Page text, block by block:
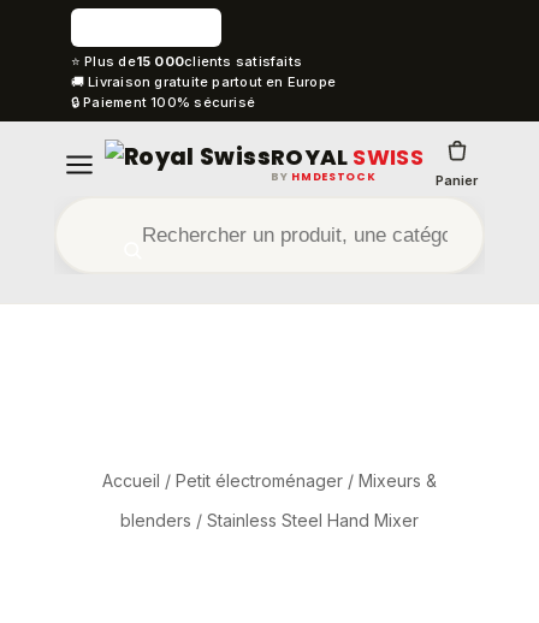
⭐ Plus de15 000clients satisfaits
🚚 Livraison gratuite partout en Europe
🔒 Paiement 100% sécurisé
ROYAL SWISS
BY HMDESTOCK Panier
Accueil / Petit électroménager/ Mixeurs &
blenders / Stainless Steel Hand Mixer